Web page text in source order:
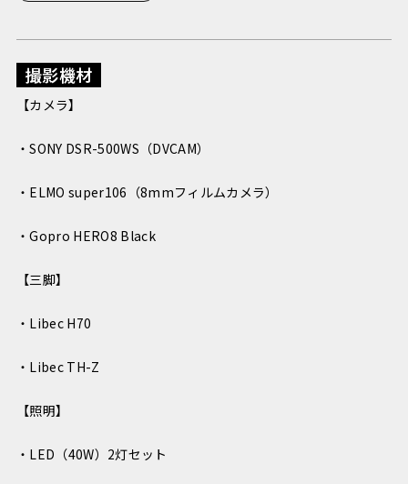
撮影機材
【カメラ】
・SONY DSR-500WS（DVCAM）
・ELMO super106（8mmフィルムカメラ）
・Gopro HERO8 Black
【三脚】
・Libec H70
・Libec TH-Z
【照明】
・LED（40W）2灯セット